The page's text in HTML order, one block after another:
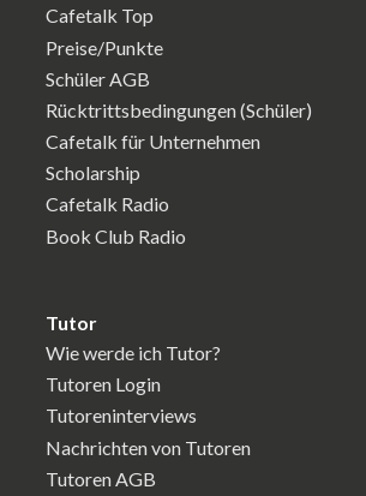
Cafetalk Top
Preise/Punkte
Schüler AGB
Rücktrittsbedingungen (Schüler)
Cafetalk für Unternehmen
Scholarship
Cafetalk Radio
Book Club Radio
Tutor
Wie werde ich Tutor?
Tutoren Login
Tutoreninterviews
Nachrichten von Tutoren
Tutoren AGB